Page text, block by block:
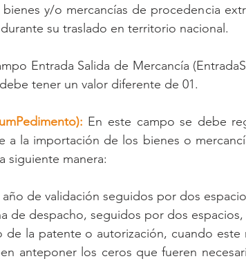
y/o mercancías de procedencia
su traslado en territorio nacional.
Entrada Salida de Mercancía
tener un valor diferente de 01.
En este campo se debe
a la importación de los bienes o
siguiente manera:
de validación seguidos por dos
de despacho, seguidos por dos espacios,
de la patente o autorización, cuando este
anteponer los ceros que fueren